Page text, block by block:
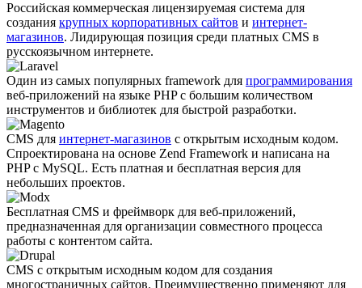
Российская коммерческая лицензируемая система для
создания крупных корпоративных сайтов и интернет-
магазинов. Лидирующая позиция среди платных CMS в
русскоязычном интернете.
Один из самых популярных framework для программирования
веб-приложений на языке PHP с большим количеством
инструментов и библиотек для быстрой разработки.
CMS для интернет-магазинов с открытым исходным кодом.
Спроектирована на основе Zend Framework и написана на
PHP с MySQL. Есть платная и бесплатная версия для
небольших проектов.
Бесплатная CMS и фреймворк для веб-приложений,
предназначенная для организации совместного процесса
работы с контентом сайта.
CMS с открытым исходным кодом для создания
многостраничных сайтов. Преимущественно применяют для